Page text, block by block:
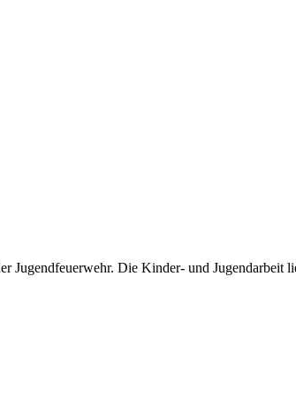
Die Kinder- und Jugendarbeit